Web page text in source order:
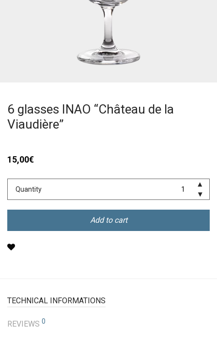
6 glasses INAO “Château de la
Viaudière”
15,00€
Quantity
Add to cart
TECHNICAL INFORMATIONS
REVIEWS 0